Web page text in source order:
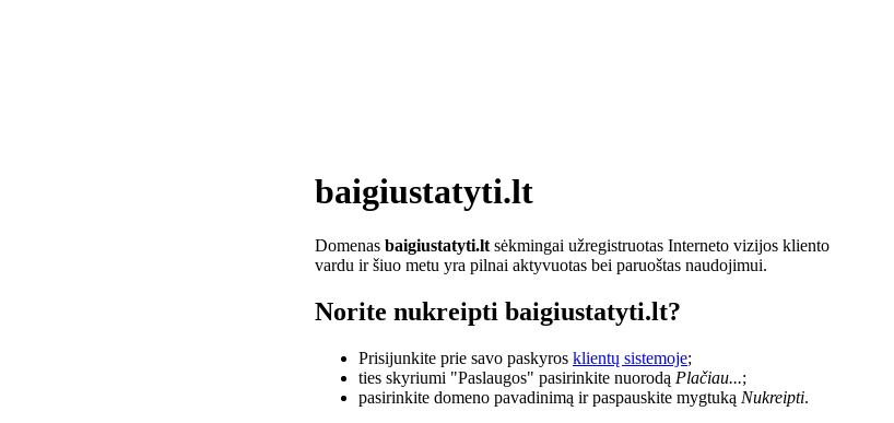
baigiustatyti.lt
Domenas baigiustatyti.lt sėkmingai užregistruotas Interneto vizijos kliento
vardu ir šiuo metu yra pilnai aktyvuotas bei paruoštas naudojimui.
Norite nukreipti baigiustatyti.lt?
Prisijunkite prie savo paskyros klientų sistemoje;
ties skyriumi "Paslaugos" pasirinkite nuorodą Plačiau...;
pasirinkite domeno pavadinimą ir paspauskite mygtuką Nukreipti.